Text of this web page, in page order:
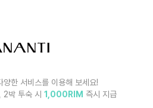
양한 서비스를 이용해 보세요!
, 2박 투숙 시 1,000RIM 즉시 지급